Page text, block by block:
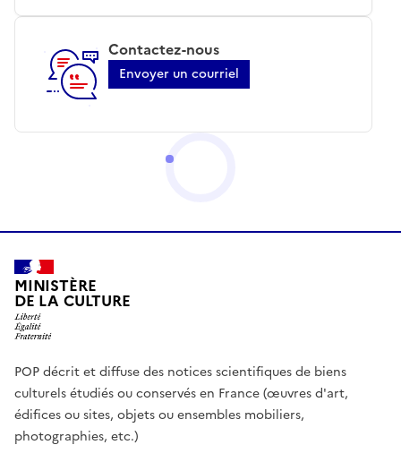
Contactez-nous
Envoyer un courriel
MINISTÈRE
DE LA CULTURE
POP décrit et diffuse des notices scientifiques de biens
culturels étudiés ou conservés en France (œuvres d'art,
édifices ou sites, objets ou ensembles mobiliers,
photographies, etc.)